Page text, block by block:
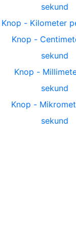
sekund
Knop - Kilometer
Knop -
sekund
Knop -
sekund
Knop -
sekund